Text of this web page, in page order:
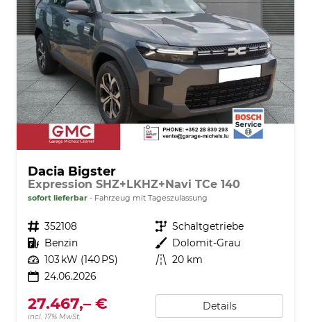
Dacia Bigster
Expression SHZ+LKHZ+Navi TCe 140
sofort lieferbar Fahrzeug mit Tageszulassung
Fahrzeugnr. 352108 Getriebe Schaltgetriebe
Kraftstoff Benzin Außenfarbe Dolomit-Grau
Leistung 103 kW (140 PS) Kilometerstand 20 km
24.06.2026
27.467,– €
incl. 17% MwSt.
Details